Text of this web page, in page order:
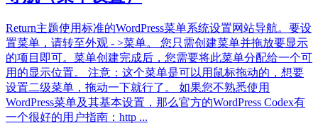
Return主题使用标准的WordPress菜单系统设置网站导航。要设
置菜单，请转至外观 - >菜单。 您只需创建菜单并拖放要显示
的项目即可。菜单创建完成后，您需要将此菜单分配给一个可
用的显示位置。 注意：这个菜单是可以用鼠标拖动的，想要
设置二级菜单，拖动一下就行了。 如果您不熟悉使用
WordPress菜单及其基本设置，那么官方的WordPress Codex有
一个很好的用户指南：http ...